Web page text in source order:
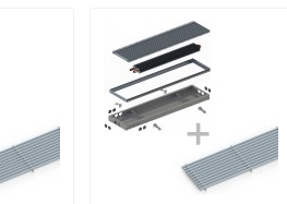
Подробнее об оплате